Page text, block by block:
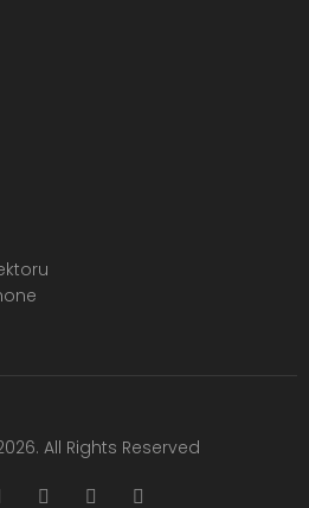
All Rights Reserved